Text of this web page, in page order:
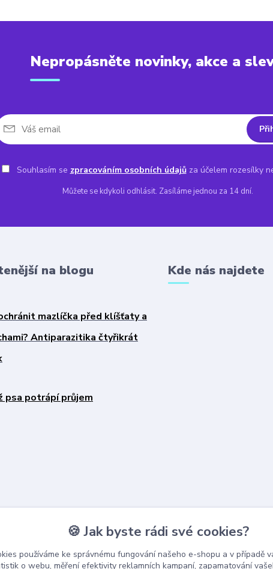
Nepropásněte novinky, akce a
Souhlasím se zpracováním osobních údajůza účelem rozesílky
Můžete se kdykoli odhlásit. Zasíláme jednou za 14 dní.
na blogu
mazlíčka před klíšťaty a
Antiparazitika čtyřikrát
psa potrápí průjem
Kde nás najdete
🍪 Jak byste rádi své cookies?
používáme ke správnému fungování našeho e-shopu a v případě
o webu, měření efektivity reklamních kampaní, zapamatování